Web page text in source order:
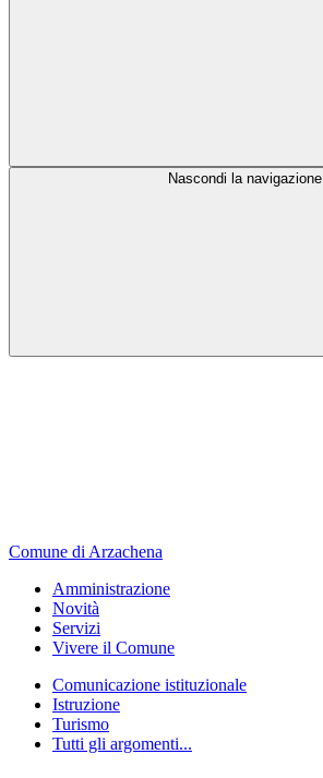
Nascondi la navigazione
Comune di Arzachena
Amministrazione
Novità
Servizi
Vivere il Comune
Comunicazione istituzionale
Istruzione
Turismo
Tutti gli argomenti...